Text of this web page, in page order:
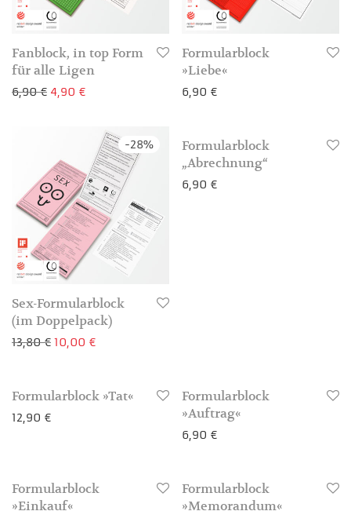
Fanblock, in top Form
für alle Ligen
6,90€ Ursprünglicher Preis war: 6,90 €
4,90 €Aktueller Preis ist: 4,90 €.
3-4 Werktage
Formularblock
»Liebe«
6,90 €
3-4 Werktage
-28%
Sex-Formularblock
(im Doppelpack)
13,80€ Ursprünglicher Preis war: 13,80 €
10,00 €Aktueller Preis ist: 10,00 €.
3-4 Werktage
Formularblock
„Abrechnung“
6,90 €
Formularblock »Tat«
12,90 €
Formularblock
»Auftrag«
6,90 €
3-4 Werktage
Formularblock
»Einkauf«
Formularblock
»Memorandum«